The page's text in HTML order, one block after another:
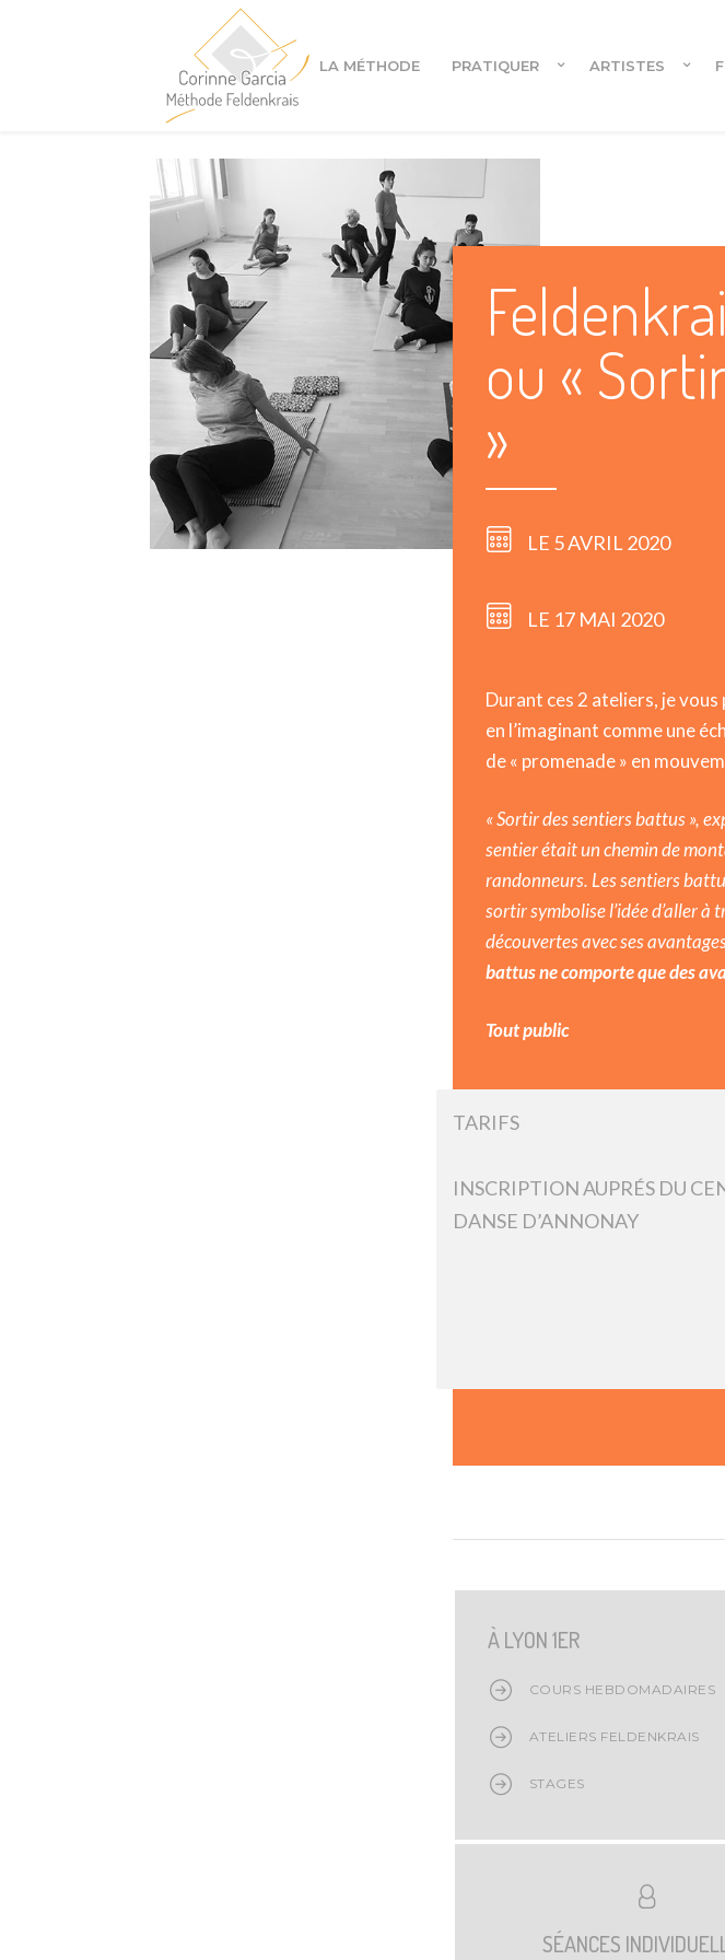
LA MÉTHODE PRATIQUER
Cours à Lyon 1er
Cours à Lyon 4ème Cours en ligne pour danseur.euses
ARTISTES
ou «
»
LE 5 AVRIL 2020
LE 17 MAI 2020
Durant ces 2 ateliers, je
en l’imaginant comme une
de « promenade » en
« Sortir des sentiers battus »,
sentier était un chemin de
randonneurs. Les sentiers
sortir symbolise l’idée d’aller
découvertes avec ses
battus ne comporte que des
Tout public
TARIFS
INSCRIPTION AUPRÉS DU
DANSE D’ANNONAY
À LYON 1ER
COURS HEBDOMADAIRES
ATELIERS FELDENKRAIS
STAGES
SÉANCES